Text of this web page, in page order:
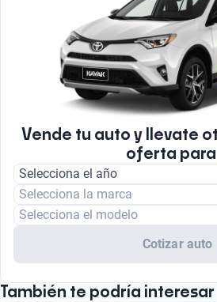
Vende tu auto y llevate
oferta
Selecciona el año
Selecciona la marca
Selecciona el modelo
Cotizar auto
También te podría interesar